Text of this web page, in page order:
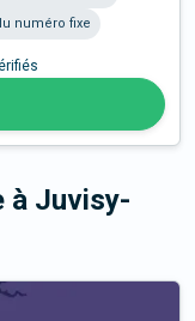
numéro fixe
à Juvisy-